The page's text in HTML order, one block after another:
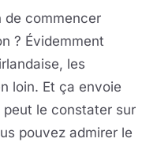
de commencer
? Évidemment
les
loin. Et ça envoie
le constater sur
pouvez admirer le